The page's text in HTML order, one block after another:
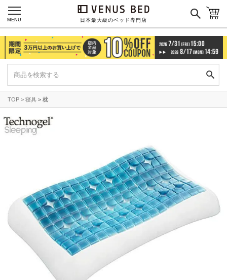
日本最大級のベッド専門店
MENU
特定商取引法に基づく表記 プライバシーポリシー
マイページ ログイン
TOP 寝具 枕